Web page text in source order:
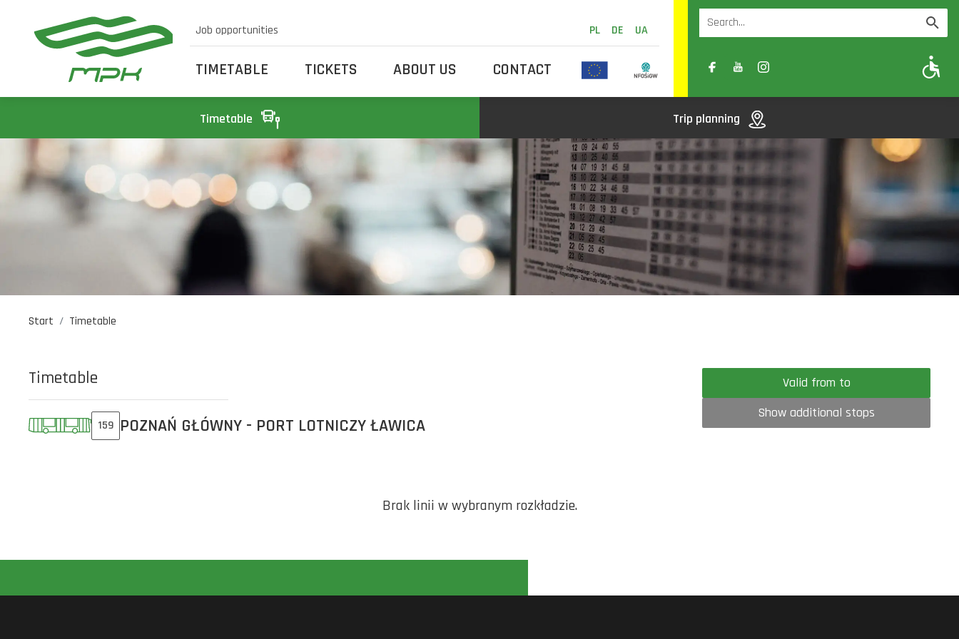
Job opportunities PL DE UA
TIMETABLE TICKETS ABOUT US CONTACT A- A A+
Timetable Trip planning
Start Timetable
Timetable
159 POZNAŃ GŁÓWNY - PORT LOTNICZY ŁAWICA
Valid from to
Show additional stops
Brak linii w wybranym rozkładzie.